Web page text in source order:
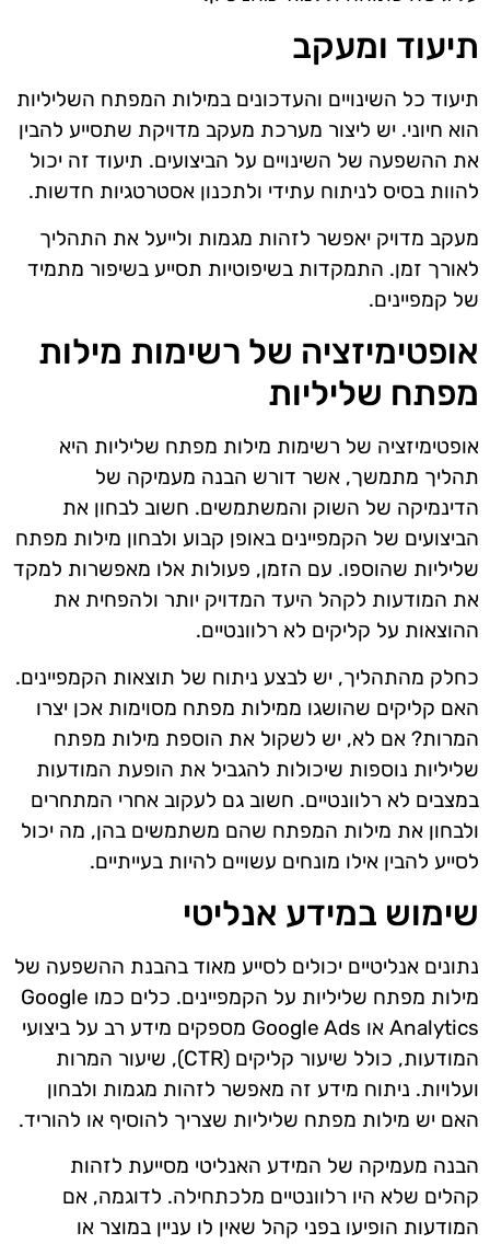
תיעוד ומעקב
תיעוד כל השינויים והעדכונים במילות המפתח השליליות
הוא חיוני. יש ליצור מערכת מעקב מדויקת שתסייע להבין
את ההשפעה של השינויים על הביצועים. תיעוד זה יכול
להוות בסיס לניתוח עתידי ולתכנון אסטרטגיות חדשות.
מעקב מדויק יאפשר לזהות מגמות ולייעל את התהליך
לאורך זמן. התמקדות בשיפוטיות תסייע בשיפור מתמיד
של קמפיינים.
אופטימיזציה של רשימות מילות
מפתח שליליות
אופטימיזציה של רשימות מילות מפתח שליליות היא
תהליך מתמשך, אשר דורש הבנה מעמיקה של
הדינמיקה של השוק והמשתמשים. חשוב לבחון את
הביצועים של הקמפיינים באופן קבוע ולבחון מילות מפתח
שליליות שהוספו. עם הזמן, פעולות אלו מאפשרות למקד
את המודעות לקהל היעד המדויק יותר ולהפחית את
ההוצאות על קליקים לא רלוונטיים.
כחלק מהתהליך, יש לבצע ניתוח של תוצאות הקמפיינים.
האם קליקים שהושגו ממילות מפתח מסוימות אכן יצרו
המרות? אם לא, יש לשקול את הוספת מילות מפתח
שליליות נוספות שיכולות להגביל את הופעת המודעות
במצבים לא רלוונטיים. חשוב גם לעקוב אחרי המתחרים
ולבחון את מילות המפתח שהם משתמשים בהן, מה יכול
לסייע להבין אילו מונחים עשויים להיות בעייתיים.
שימוש במידע אנליטי
נתונים אנליטיים יכולים לסייע מאוד בהבנת ההשפעה של
מילות מפתח שליליות על הקמפיינים. כלים כמו Google
Analytics או Google Ads מספקים מידע רב על ביצועי
המודעות, כולל שיעור קליקים (CTR), שיעור המרות
ועלויות. ניתוח מידע זה מאפשר לזהות מגמות ולבחון
האם יש מילות מפתח שליליות שצריך להוסיף או להוריד.
הבנה מעמיקה של המידע האנליטי מסייעת לזהות
קהלים שלא היו רלוונטיים מלכתחילה. לדוגמה, אם
המודעות הופיעו בפני קהל שאין לו עניין במוצר או